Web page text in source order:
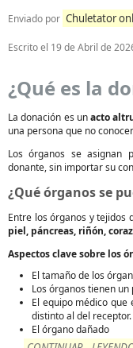
Enviado por Chuletator
Escrito el 19 de Abril de
¿Qué es la
La donación es unacto
una persona que no
Los órganos se asignan
donante, sin importar su
¿Qué órganos se
Entre los órganos y tejidos
piel, páncreas, riñón,
Aspectos clave sobre los
El tamaño de los
Los órganos tienen un
El equipo médico
distinto al del receptor.
El órgano dañado